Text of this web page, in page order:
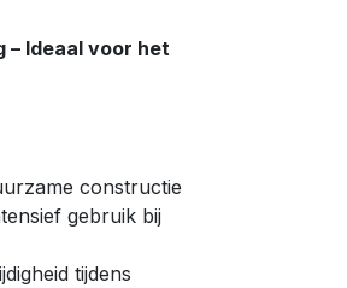
– Ideaal voor het
constructie
gebruik bij
tijdens